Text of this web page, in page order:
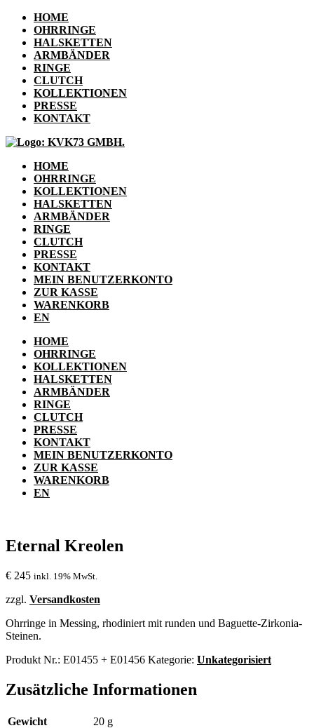
HOME
OHRRINGE
HALSKETTEN
ARMBÄNDER
RINGE
CLUTCH
KOLLEKTIONEN
PRESSE
KONTAKT
HOME
OHRRINGE
KOLLEKTIONEN
HALSKETTEN
ARMBÄNDER
RINGE
CLUTCH
PRESSE
KONTAKT
MEIN BENUTZERKONTO
ZUR KASSE
WARENKORB
EN
HOME
OHRRINGE
KOLLEKTIONEN
HALSKETTEN
ARMBÄNDER
RINGE
CLUTCH
PRESSE
KONTAKT
MEIN BENUTZERKONTO
ZUR KASSE
WARENKORB
EN
Eternal Kreolen
€ 245 inkl. 19% MwSt.
zzgl. Versandkosten
Ohrringe in Messing, rhodiniert mit runden und Baguette-Zirkonia-
Steinen.
Produkt Nr.: E01455 + E01456 Kategorie: Unkategorisiert
Zusätzliche Informationen
Gewicht 20 g